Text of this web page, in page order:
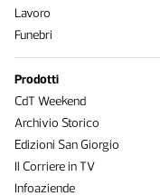
Lavoro
Funebri
Prodotti
CdT Weekend
Archivio Storico
Edizioni San Giorgio
Il Corriere in TV
Infoaziende